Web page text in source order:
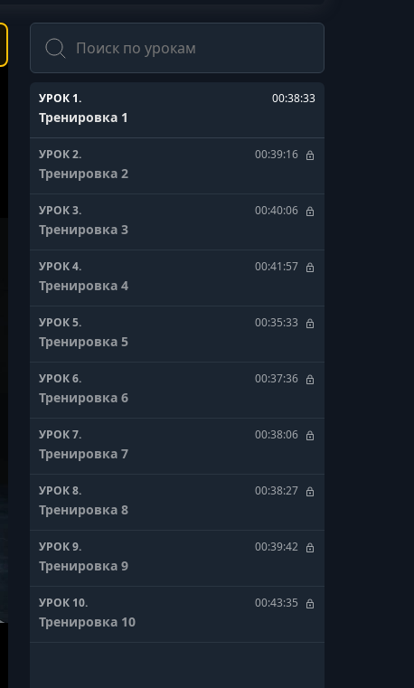
Поиск
УРОК 1. 00:38:33
Тренировка 1
УРОК 2. 00:39:16
Тренировка 2
УРОК 3. 00:40:06
Тренировка 3
УРОК 4. 00:41:57
Тренировка 4
УРОК 5. 00:35:33
Тренировка 5
УРОК 6. 00:37:36
Тренировка 6
УРОК 7. 00:38:06
Тренировка 7
УРОК 8. 00:38:27
Тренировка 8
УРОК 9. 00:39:42
Тренировка 9
УРОК 10. 00:43:35
Тренировка 10